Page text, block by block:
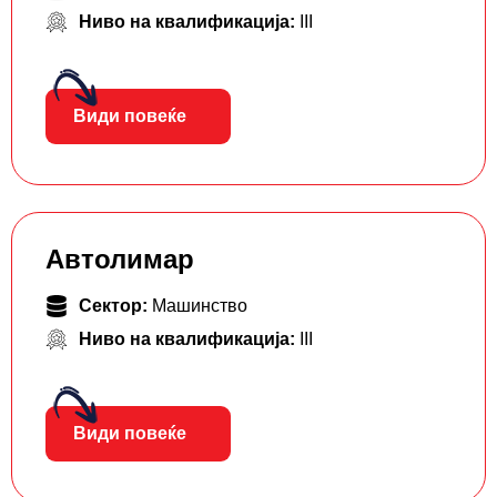
Ниво на квалификација:
Види повеќе
Автолимар
Сектор: Машинство
Ниво на квалификација:
Види повеќе